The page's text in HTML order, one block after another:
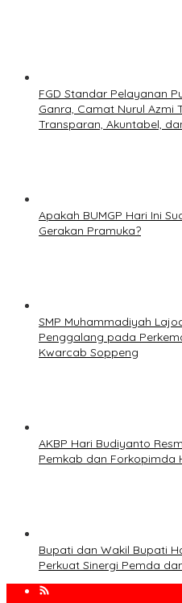
FGD Standar Pelayanan
Ganra, Camat Nurul Azmi
Transparan, Akuntabel,
Apakah BUMGP Hari Ini
Gerakan Pramuka?
SMP Muhammadiyah
Penggalang pada
Kwarcab Soppeng
AKBP Hari Budiyanto
Pemkab dan Forkopimda
Bupati dan Wakil Bupati
Perkuat Sinergi Pemda